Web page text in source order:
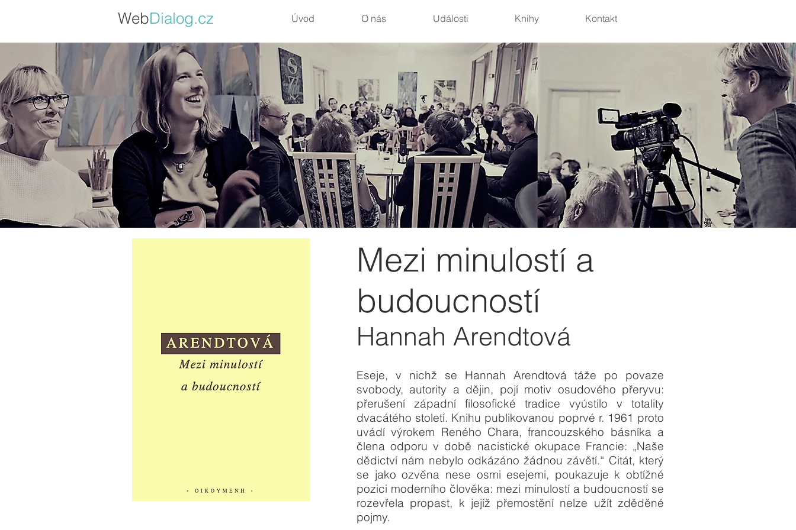
WebDialog.cz Úvod O nás Události Knihy Kontakt
Mezi minulostí a
budoucností​
Hannah Arendtová
Eseje, v nichž se Hannah Arendtová táže po povaze
svobody, autority a dějin, pojí motiv osudového přeryvu:
přerušení západní filosofické tradice vyústilo v totality
dvacátého století. Knihu publikovanou poprvé r. 1961 proto
uvádí výrokem Reného Chara, francouzského básníka a
člena odporu v době nacistické okupace Francie: „Naše
dědictví nám nebylo odkázáno žádnou závětí.“ Citát, který
se jako ozvěna nese osmi esejemi, poukazuje k obtížné
pozici moderního člověka: mezi minulostí a budoucností se
rozevřela propast, k jejíž přemostění nelze užít zděděné
pojmy.